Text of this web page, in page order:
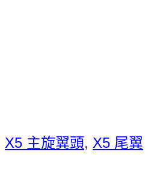
X5 主旋翼頭, X5 尾翼